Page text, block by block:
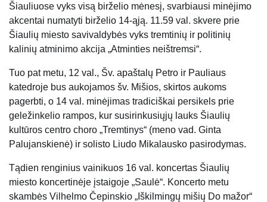
Šiauliuose vyks visą birželio mėnesį, svarbiausi minėjimo
akcentai numatyti birželio 14-ąją. 11.59 val. skvere prie
Šiaulių miesto savivaldybės vyks tremtinių ir politinių
kalinių atminimo akcija „Atminties neištremsi“.
Tuo pat metu, 12 val., Šv. apaštalų Petro ir Pauliaus
katedroje bus aukojamos šv. Mišios, skirtos aukoms
pagerbti, o 14 val. minėjimas tradiciškai persikels prie
geležinkelio rampos, kur susirinkusiųjų lauks Šiaulių
kultūros centro choro „Tremtinys“ (meno vad. Ginta
Palujanskienė) ir solisto Liudo Mikalausko pasirodymas.
Tądien renginius vainikuos 16 val. koncertas Šiaulių
miesto koncertinėje įstaigoje „Saulė“. Koncerto metu
skambės Vilhelmo Čepinskio „Iškilmingų mišių Do mažor“